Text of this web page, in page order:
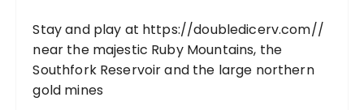
Stay and play at https://doubledicerv.com//
near the majestic Ruby Mountains, the
Southfork Reservoir and the large northern
gold mines